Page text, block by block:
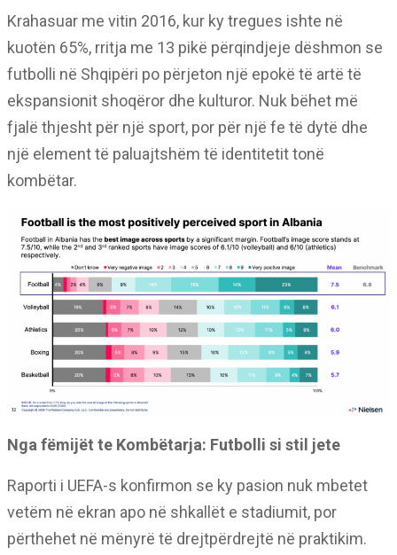
Krahasuar me vitin 2016, kur ky tregues ishte në
kuotën 65%, rritja me 13 pikë përqindjeje dëshmon se
futbolli në Shqipëri po përjeton një epokë të artë të
ekspansionit shoqëror dhe kulturor. Nuk bëhet më
fjalë thjesht për një sport, por për një fe të dytë dhe
një element të paluajtshëm të identitetit tonë
kombëtar.
Nga fëmijët te Kombëtarja: Futbolli si stil jete
Raporti i UEFA-s konfirmon se ky pasion nuk mbetet
vetëm në ekran apo në shkallët e stadiumit, por
përthehet në mënyrë të drejtpërdrejtë në praktikim.